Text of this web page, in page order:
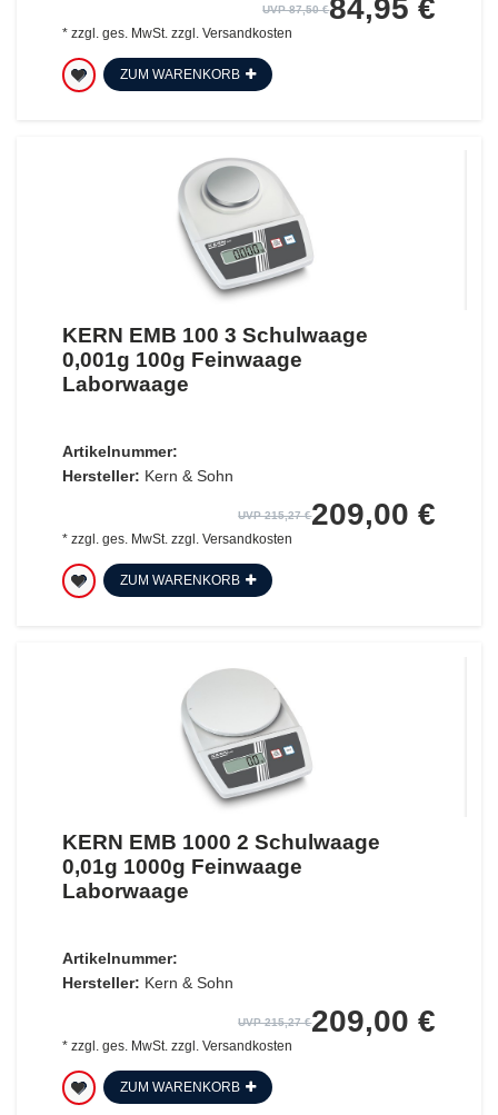
UVP 87,50 €84,95 €
* zzgl. ges. MwSt. zzgl. Versandkosten
ZUM WARENKORB
KERN EMB 100 3 Schulwaage
0,001g 100g Feinwaage
Laborwaage
Artikelnummer:
Hersteller: Kern & Sohn
UVP 215,27 €209,00 €
* zzgl. ges. MwSt.zzgl. Versandkosten
ZUM WARENKORB
KERN EMB 1000 2 Schulwaage
0,01g 1000g Feinwaage
Laborwaage
Artikelnummer:
Hersteller: Kern & Sohn
UVP 215,27 €209,00 €
* zzgl. ges. MwSt.zzgl. Versandkosten
ZUM WARENKORB